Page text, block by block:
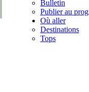
Bulletin
Publier au
Où aller
Destinations
Tops